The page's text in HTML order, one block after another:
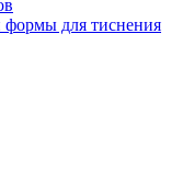
для тиснения